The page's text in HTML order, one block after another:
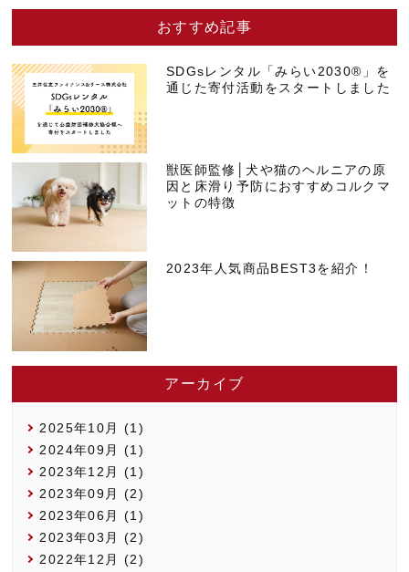
おすすめ記事
SDGsレンタル「みらい2030®」を
通じた寄付活動をスタートしました
獣医師監修│犬や猫のヘルニアの原
因と床滑り予防におすすめコルクマ
ットの特徴
2023年人気商品BEST3を紹介！
アーカイブ
2025年10月 (1)
2024年09月 (1)
2023年12月 (1)
2023年09月 (2)
2023年06月 (1)
2023年03月 (2)
2022年12月 (2)